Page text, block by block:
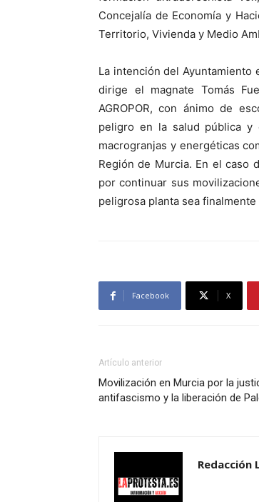
Concejalía de Economía y
Territorio, Vivienda y Medio
La intención del
dirige el magnate Tomás
AGROPOR, con ánimo de
peligro en la salud pública y
macrogranjas y energéticas
Región de Murcia. En el caso
por continuar sus
peligrosa planta sea
Facebook X
Artículo anterior
Movilización en Murcia por la
antifascismo y la liberación de
Redacción